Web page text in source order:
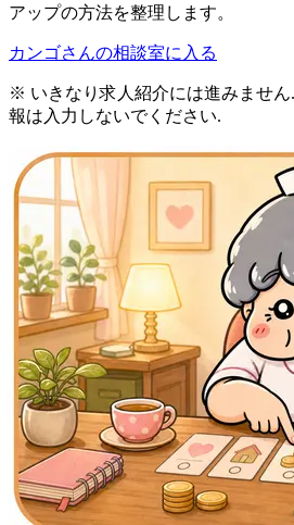
アップの方法を整理します。
カンゴさんの相談室に入る
※ いきなり求人紹介には進みませ
報は入力しないでください.